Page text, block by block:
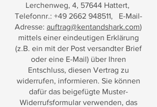
Lerchenweg, 4, 57644 Hattert,
Telefonnr.: +49 2662 948511, E-Mail-
Adresse: auftrag@kentandshark.com)
mittels einer eindeutigen Erklärung
(z.B. ein mit der Post versandter Brief
oder eine E-Mail) über Ihren
Entschluss, diesen Vertrag zu
widerrufen, informieren. Sie können
dafür das beigefügte Muster-
Widerrufsformular verwenden, das